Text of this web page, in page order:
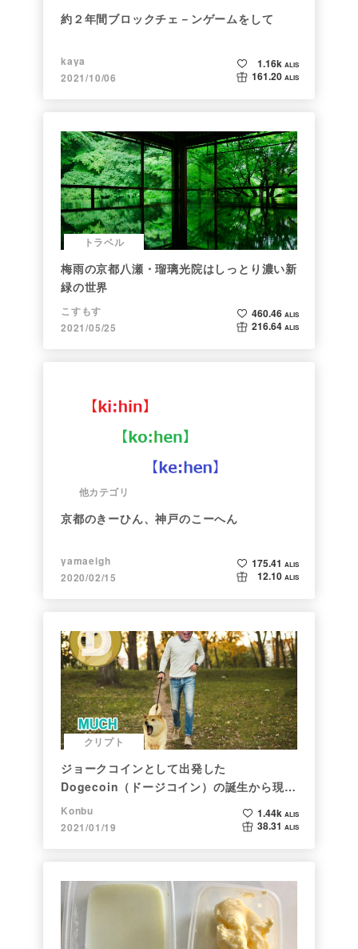
約２年間ブロックチェ－ンゲームをして
kaya
2021/10/06
1.16k ALIS
161.20 ALIS
トラベル
梅雨の京都八瀬・瑠璃光院はしっとり濃い新
緑の世界
こすもす
2021/05/25
460.46 ALIS
216.64 ALIS
他カテゴリ
京都のきーひん、神戸のこーへん
yamaeigh
2020/02/15
175.41 ALIS
12.10 ALIS
クリプト
ジョークコインとして出発した
Dogecoin（ドージコイン）の誕生から現在
まで。注目される非証券性🐶
Konbu
2021/01/19
1.44k ALIS
38.31 ALIS